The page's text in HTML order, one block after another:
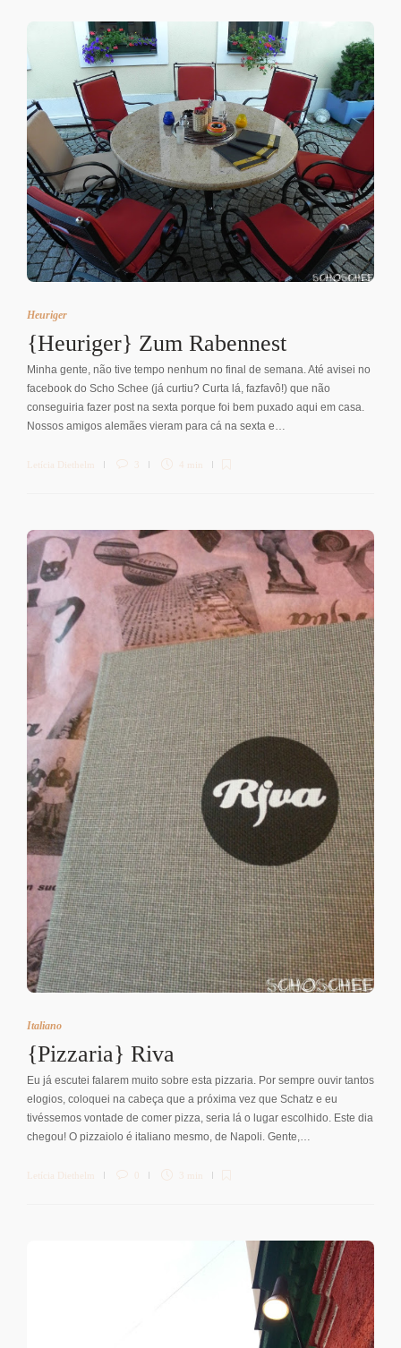
Heuriger
{Heuriger} Zum Rabennest
Minha gente, não tive tempo nenhum no final de semana. Até avisei no
facebook do Scho Schee (já curtiu? Curta lá, fazfavô!) que não
conseguiria fazer post na sexta porque foi bem puxado aqui em casa.
Nossos amigos alemães vieram para cá na sexta e…
Letícia Diethelm 3 4 min
Italiano
{Pizzaria} Riva
Eu já escutei falarem muito sobre esta pizzaria. Por sempre ouvir tantos
elogios, coloquei na cabeça que a próxima vez que Schatz e eu
tivéssemos vontade de comer pizza, seria lá o lugar escolhido. Este dia
chegou! O pizzaiolo é italiano mesmo, de Napoli. Gente,…
Letícia Diethelm 3 min